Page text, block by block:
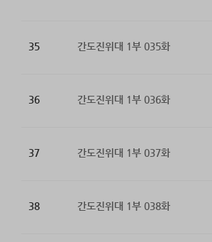
35 간도진위대 1부 035화
36 간도진위대 1부 036화
37 간도진위대 1부 037화
38 간도진위대 1부 038화